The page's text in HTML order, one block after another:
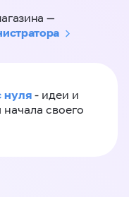
—
нуля - идеи и
своего